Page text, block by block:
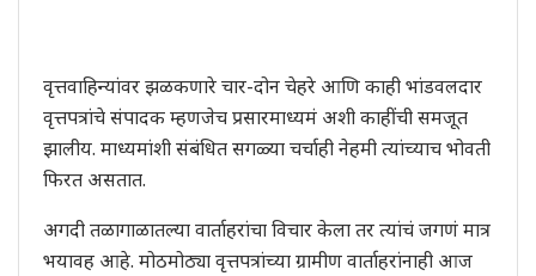
वृत्तवाहिन्यांवर झळकणारे चार-दोन चेहरे आणि काही भांडवलदार
वृत्तपत्रांचे संपादक म्हणजेच प्रसारमाध्यमं अशी काहींची समजूत
झालीय. माध्यमांशी संबंधित सगळ्या चर्चाही नेहमी त्यांच्याच भोवती
फिरत असतात.
अगदी तळागाळातल्या वार्ताहरांचा विचार केला तर त्यांचं जगणं मात्र
भयावह आहे. मोठमोठ्या वृत्तपत्रांच्या ग्रामीण वार्ताहरांनाही आज